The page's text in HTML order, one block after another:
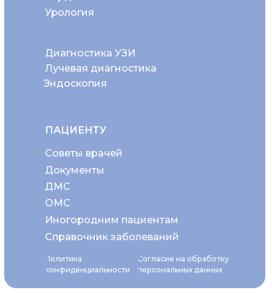
Политика
конфиденциальности
Согласие на обработку
персональных данных
Диагностика УЗИ
Эндоскопия
Урология
Лучевая диагностика
ПАЦИЕНТУ
Советы врачей
ОМС
Документы
ДМС
Иногородним пациентам
Справочник заболеваний